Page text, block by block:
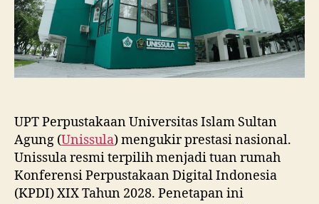
UPT Perpustakaan Universitas Islam Sultan
Agung (Unissula) mengukir prestasi nasional.
Unissula resmi terpilih menjadi tuan rumah
Konferensi Perpustakaan Digital Indonesia
(KPDI) XIX Tahun 2028. Penetapan ini